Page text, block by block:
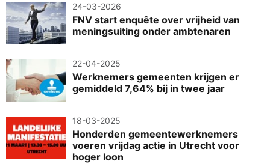
24-03-2026
FNV start enquête over vrijheid van
meningsuiting onder ambtenaren
22-04-2025
Werknemers gemeenten krijgen er
gemiddeld 7,64% bij in twee jaar
18-03-2025
Honderden gemeentewerknemers
voeren vrijdag actie in Utrecht voor
hoger loon